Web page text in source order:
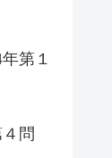
第１
問